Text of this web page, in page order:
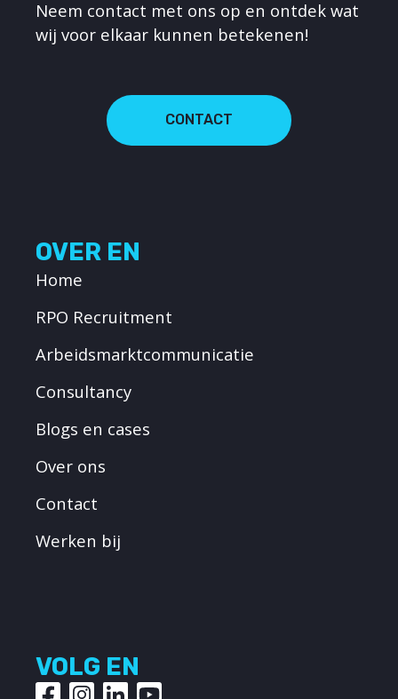
Neem contact met ons op en ontdek wat
wij voor elkaar kunnen betekenen!
CONTACT
OVER EN
Home
RPO Recruitment
Arbeidsmarktcommunicatie
Consultancy
Blogs en cases
Over ons
Contact
Werken bij
VOLG EN